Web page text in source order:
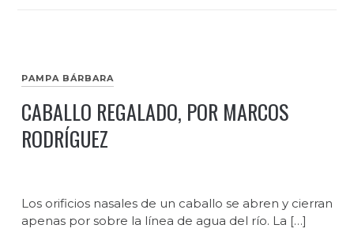
PAMPA BÁRBARA
CABALLO REGALADO, POR MARCOS
RODRÍGUEZ
Los orificios nasales de un caballo se abren y cierran
apenas por sobre la línea de agua del río. La […]